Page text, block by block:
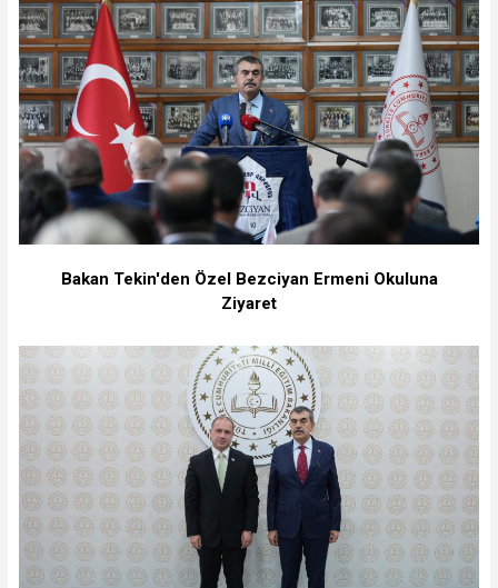
Bakan Tekin'den Özel Bezciyan Ermeni Okuluna
Ziyaret